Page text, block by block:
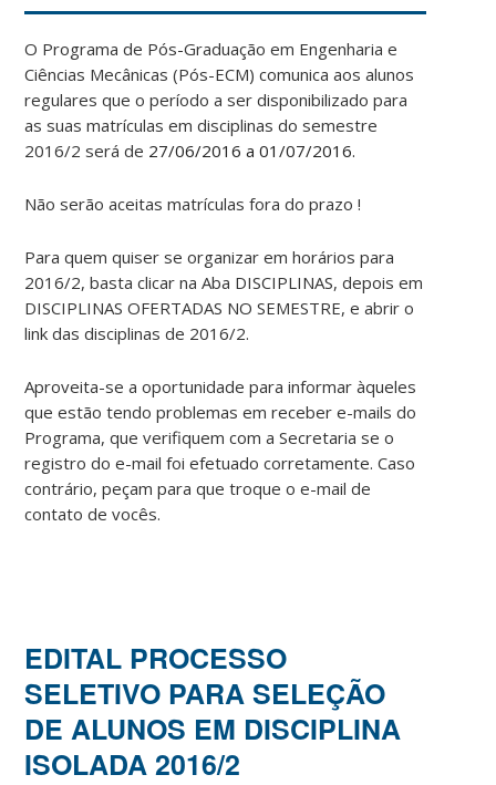
O Programa de Pós-Graduação em Engenharia e
Ciências Mecânicas (Pós-ECM) comunica aos alunos
regulares que o período a ser disponibilizado para
as suas matrículas em disciplinas do semestre
2016/2 será de 27/06/2016 a 01/07/2016.
Não serão aceitas matrículas fora do prazo !
Para quem quiser se organizar em horários para
2016/2, basta clicar na Aba DISCIPLINAS, depois em
DISCIPLINAS OFERTADAS NO SEMESTRE, e abrir o
link das disciplinas de 2016/2.
Aproveita-se a oportunidade para informar àqueles
que estão tendo problemas em receber e-mails do
Programa, que verifiquem com a Secretaria se o
registro do e-mail foi efetuado corretamente. Caso
contrário, peçam para que troque o e-mail de
contato de vocês.
EDITAL PROCESSO
SELETIVO PARA SELEÇÃO
DE ALUNOS EM DISCIPLINA
ISOLADA 2016/2